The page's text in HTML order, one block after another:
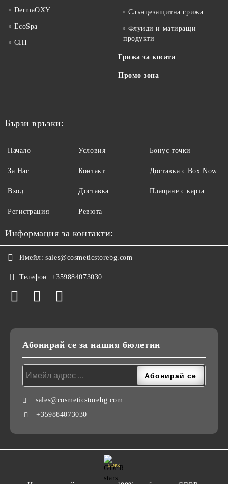
DermaOXY
EcoSpa
CHI
Слънцезащитна грижа
Флуиди и матиращи
продукти
Грижа за косата
Промо зона
Бързи връзки:
Начало
За Нас
Вход
Регистрация
Условия
Контакт
Доставка
Ревюта
Бонус точки
Доставка с Box Now
Плащане с карта
Информация за контакти:
Имейл: sales@cosmeticstorebg.com
Телефон: +359884073030
Абонирай се за нашия бюлетин
sales@cosmeticstorebg.com
+359884073030
GDPR